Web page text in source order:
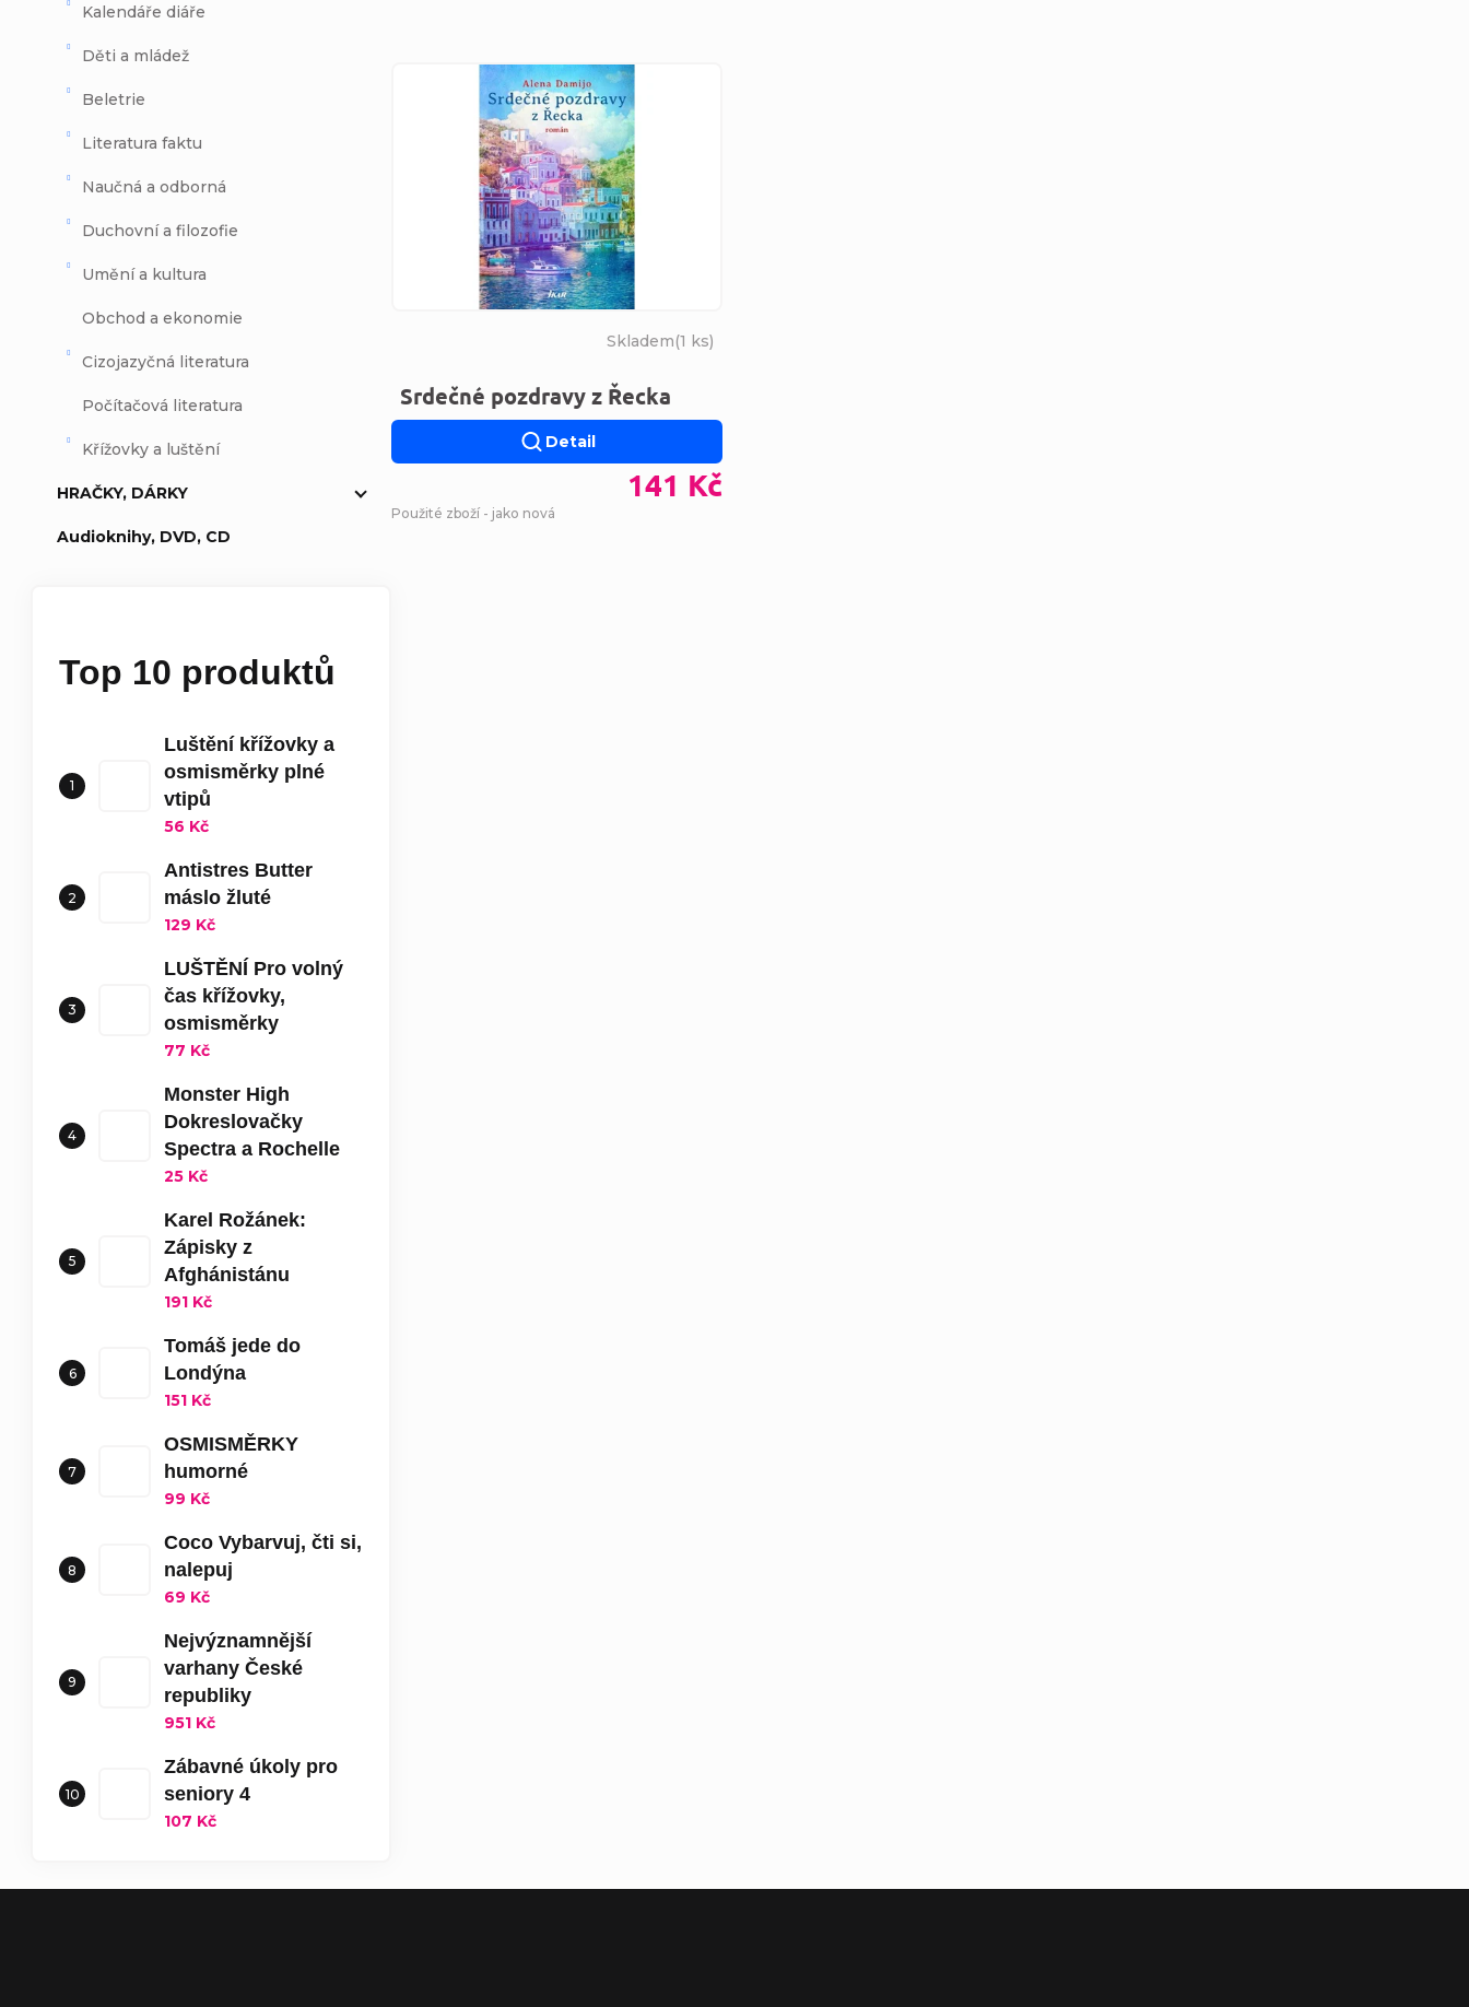
Kalendáře diáře
Děti a mládež
Beletrie
Literatura faktu
Naučná a odborná
Duchovní a filozofie
Umění a kultura
Obchod a ekonomie
Cizojazyčná literatura
Počítačová literatura
Křížovky a luštění
HRAČKY, DÁRKY
Audioknihy, DVD, CD
Top 10 produktů
Luštění křížovky a
osmisměrky plné
vtipů
56 Kč
Antistres Butter
máslo žluté
129 Kč
LUŠTĚNÍ Pro volný
čas křížovky,
osmisměrky
77 Kč
Monster High
Dokreslovačky
Spectra a Rochelle
25 Kč
Karel Rožánek:
Zápisky z
Afghánistánu
191 Kč
Tomáš jede do
Londýna
151 Kč
OSMISMĚRKY
humorné
99 Kč
Coco Vybarvuj, čti si,
nalepuj
69 Kč
Nejvýznamnější
varhany České
republiky
951 Kč
Zábavné úkoly pro
seniory 4
107 Kč
Výpis produktů
Srdečné pozdravy z Řecka
Skladem(1 ks)
141 Kč
Detail
Použité zboží - jako nová